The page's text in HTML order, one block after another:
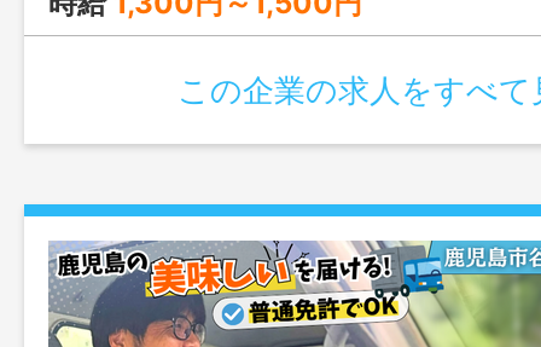
この企業の求人をすべて